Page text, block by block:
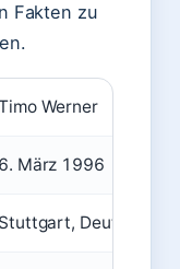
Fakten zu
Werner
6. März 1996
Stuttgart, Deutschland